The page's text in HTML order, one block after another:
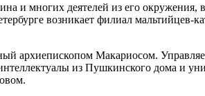
и многих деятелей из его окружения,
возникает филиал мальтийцев-
архиепископом Макариосом.
из Пушкинского дома и